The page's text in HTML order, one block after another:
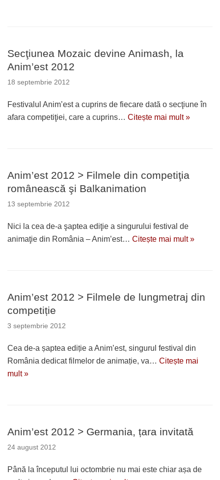
Secţiunea Mozaic devine Animash, la
Anim’est 2012
18 septembrie 2012
Festivalul Anim’est a cuprins de fiecare dată o secţiune în
afara competiţiei, care a cuprins… Citește mai mult »
Anim’est 2012 > Filmele din competiţia
românească şi Balkanimation
13 septembrie 2012
Nici la cea de-a şaptea ediţie a singurului festival de
animaţie din România – Anim’est… Citește mai mult »
Anim’est 2012 > Filmele de lungmetraj din
competiție
3 septembrie 2012
Cea de-a șaptea ediție a Anim’est, singurul festival din
România dedicat filmelor de animație, va… Citește mai
mult »
Anim’est 2012 > Germania, țara invitată
24 august 2012
Până la începutul lui octombrie nu mai este chiar așa de